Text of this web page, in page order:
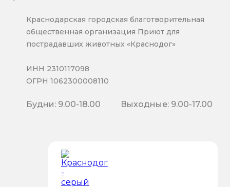
Краснодарская городская благотворительная
общественная организация Приют для
пострадавших животных «Краснодог»
ИНН 2310117098
ОГРН 1062300008110
Будни: 9.00-18.00 Выходные: 9.00-17.00